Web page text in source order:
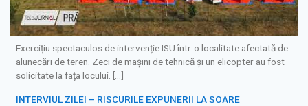
Exercițiu spectaculos de intervenție ISU într-o localitate afectată de
alunecări de teren. Zeci de mașini de tehnică și un elicopter au fost
solicitate la fața locului. […]
INTERVIUL ZILEI – RISCURILE EXPUNERII LA SOARE